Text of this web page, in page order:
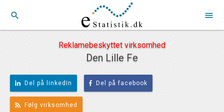
search menu
Reklamebeskyttet virksomhed
Den Lille Fe
Del på linkedIn Del på facebook
Følg virksomhed